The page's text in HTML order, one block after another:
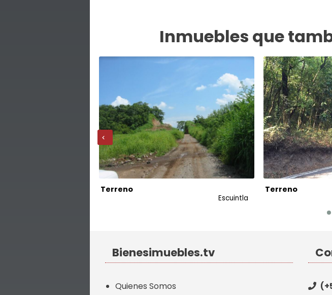
Inmuebles que
Terreno
Escuintla
Terreno
Bienesimuebles.tv
Quienes Somos